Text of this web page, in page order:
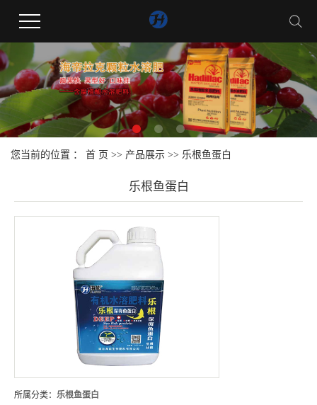
您当前的位置 ： 首 页 >> 产品展示 >> 乐根鱼蛋白
乐根鱼蛋白
所属分类： 乐根鱼蛋白